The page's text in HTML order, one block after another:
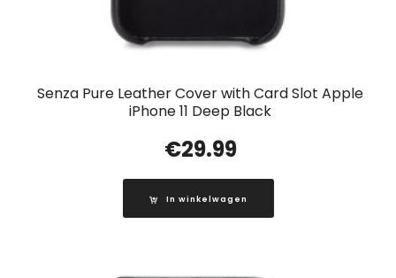
Senza Pure Leather Cover with Card Slot Apple
iPhone 11 Deep Black
€29.99
In winkelwagen